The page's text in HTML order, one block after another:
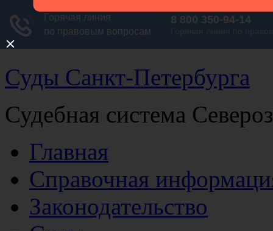
Суды Санкт-Петербурга
Судебная система
Главная
Справочная
Законодательство